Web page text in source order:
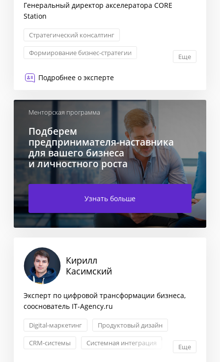
Генеральный директор акселератора CORE
Station
Стратегический консалтинг
Формирование бизнес-стратегии
Еще
Подробнее о эксперте
Менторская программа
Подберем
предпринимателя-наставника
для вашего бизнеса
и личностного роста
Узнать больше
Кирилл
Касимский
Эксперт по цифровой трансформации бизнеса,
сооснователь IT-Agency.ru
Digital-маркетинг
Продуктовый дизайн
CRM-системы
Системная интеграция Еще